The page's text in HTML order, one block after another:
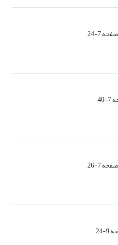
7-24
7-40
7-26
9-24